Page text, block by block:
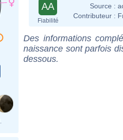
AA
Fiabilité
Source :
Contributeur :
Des informations
naissance sont parfois
dessous.